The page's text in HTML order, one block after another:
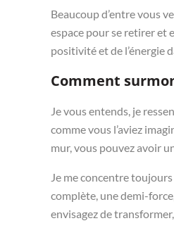
Beaucoup d’entre vous
espace pour se retirer et
positivité et de l’énergie
Comment
Je vous entends, je
comme vous l’aviez
mur, vous pouvez avoir
Je me concentre
complète, une demi-
envisagez de